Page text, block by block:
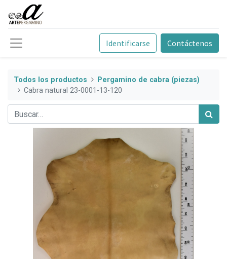
Identificarse Contáctenos
Todos los productos
Pergamino de cabra (piezas)
Cabra natural 23-0001-13-120